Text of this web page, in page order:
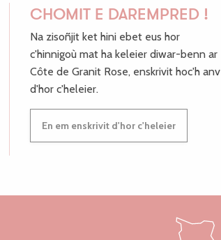
CHOMIT E DAREMPRED !
Na zisoñjit ket hini ebet eus hor
c'hinnigoù mat ha keleier diwar-benn ar
Côte de Granit Rose, enskrivit hoc'h anv
d'hor c'heleier.
En em enskrivit d'hor c'heleier